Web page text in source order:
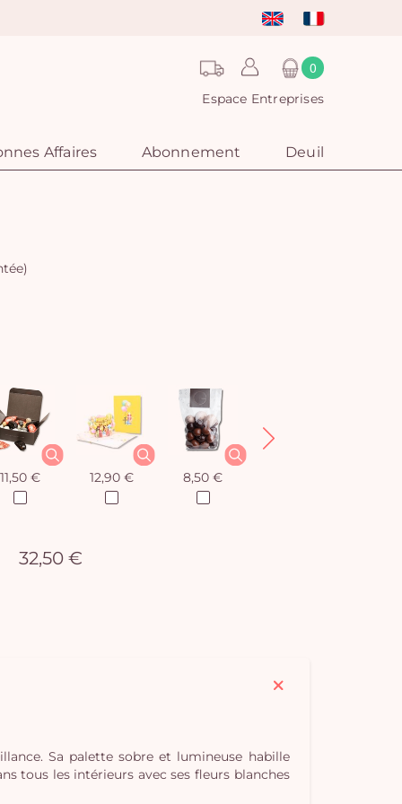
0
Espace Entreprises
Affaires Abonnement Deuil
32,50 €
11,50 € 12,90 € 8,50 €
Sa palette sobre et lumineuse habille
tous les intérieurs avec ses fleurs blanches